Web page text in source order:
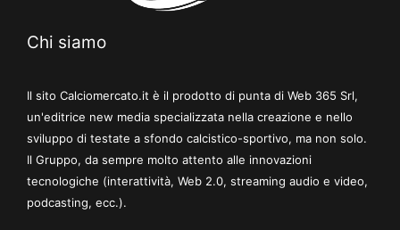
Chi siamo
Il sito Calciomercato.it è il prodotto di punta di Web 365 Srl,
un'editrice new media specializzata nella creazione e nello
sviluppo di testate a sfondo calcistico-sportivo, ma non solo.
Il Gruppo, da sempre molto attento alle innovazioni
tecnologiche (interattività, Web 2.0, streaming audio e video,
podcasting, ecc.).